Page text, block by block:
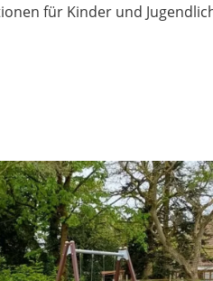
für Kinder und